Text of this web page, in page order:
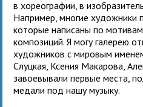
в хореографии, в
Например, многие художники
которые написаны по
композиций. Я могу галерею
художников с мировым
Слуцкая, Ксения Макарова,
завоевывали первые места,
медали под нашу музыку.